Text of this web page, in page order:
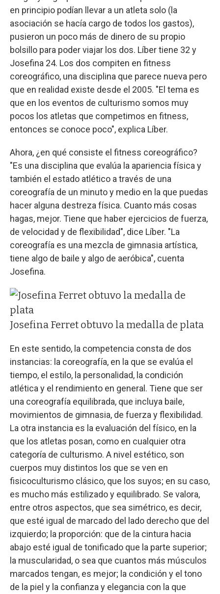
en principio podían llevar a un atleta solo (la
asociación se hacía cargo de todos los gastos),
pusieron un poco más de dinero de su propio
bolsillo para poder viajar los dos. Líber tiene 32 y
Josefina 24. Los dos compiten en fitness
coreográfico, una disciplina que parece nueva pero
que en realidad existe desde el 2005. "El tema es
que en los eventos de culturismo somos muy
pocos los atletas que competimos en fitness,
entonces se conoce poco", explica Líber.
Ahora, ¿en qué consiste el fitness coreográfico?
"Es una disciplina que evalúa la apariencia física y
también el estado atlético a través de una
coreografía de un minuto y medio en la que puedas
hacer alguna destreza física. Cuanto más cosas
hagas, mejor. Tiene que haber ejercicios de fuerza,
de velocidad y de flexibilidad", dice Líber. "La
coreografía es una mezcla de gimnasia artística,
tiene algo de baile y algo de aeróbica", cuenta
Josefina.
Josefina Ferret obtuvo la medalla de plata
En este sentido, la competencia consta de dos
instancias: la coreografía, en la que se evalúa el
tiempo, el estilo, la personalidad, la condición
atlética y el rendimiento en general. Tiene que ser
una coreografía equilibrada, que incluya baile,
movimientos de gimnasia, de fuerza y flexibilidad.
La otra instancia es la evaluación del físico, en la
que los atletas posan, como en cualquier otra
categoría de culturismo. A nivel estético, son
cuerpos muy distintos los que se ven en
fisicoculturismo clásico, que los suyos; en su caso,
es mucho más estilizado y equilibrado. Se valora,
entre otros aspectos, que sea simétrico, es decir,
que esté igual de marcado del lado derecho que del
izquierdo; la proporción: que de la cintura hacia
abajo esté igual de tonificado que la parte superior;
la muscularidad, o sea que cuantos más músculos
marcados tengan, es mejor; la condición y el tono
de la piel y la confianza y elegancia con la que